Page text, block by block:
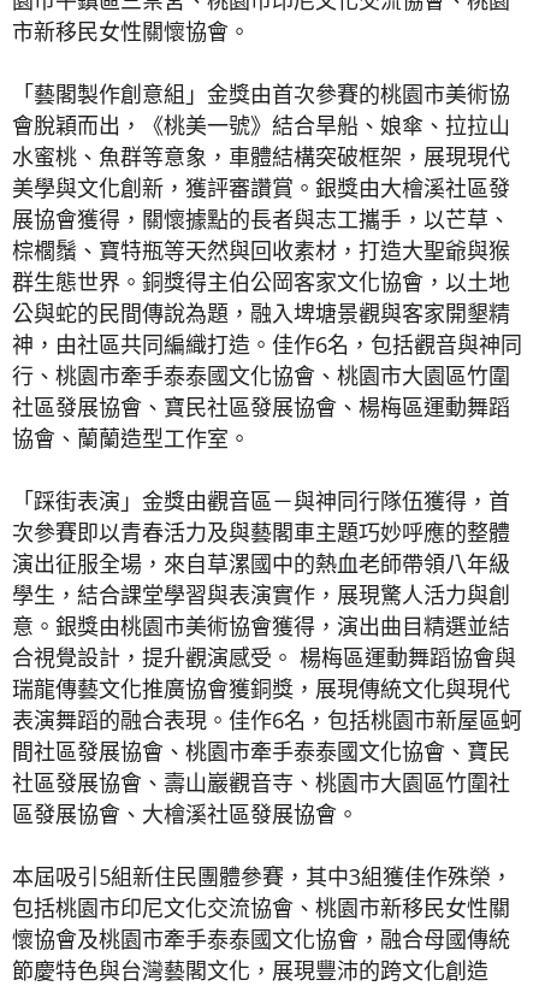
市新移民女性關懷協會。
「藝閣製作創意組」金獎由首次參賽的桃園市美術協
會脫穎而出，《桃美一號》結合旱船、娘傘、拉拉山
水蜜桃、魚群等意象，車體結構突破框架，展現現代
美學與文化創新，獲評審讚賞。銀獎由大檜溪社區發
展協會獲得，關懷據點的長者與志工攜手，以芒草、
棕櫚鬚、寶特瓶等天然與回收素材，打造大聖爺與猴
群生態世界。銅獎得主伯公岡客家文化協會，以土地
公與蛇的民間傳說為題，融入埤塘景觀與客家開墾精
神，由社區共同編織打造。佳作6名，包括觀音與神同
行、桃園市牽手泰泰國文化協會、桃園市大園區竹圍
社區發展協會、寶民社區發展協會、楊梅區運動舞蹈
協會、蘭蘭造型工作室。
「踩街表演」金獎由觀音區－與神同行隊伍獲得，首
次參賽即以青春活力及與藝閣車主題巧妙呼應的整體
演出征服全場，來自草漯國中的熱血老師帶領八年級
學生，結合課堂學習與表演實作，展現驚人活力與創
意。銀獎由桃園市美術協會獲得，演出曲目精選並結
合視覺設計，提升觀演感受。 楊梅區運動舞蹈協會與
瑞龍傳藝文化推廣協會獲銅獎，展現傳統文化與現代
表演舞蹈的融合表現。佳作6名，包括桃園市新屋區蚵
間社區發展協會、桃園市牽手泰泰國文化協會、寶民
社區發展協會、壽山巖觀音寺、桃園市大園區竹圍社
區發展協會、大檜溪社區發展協會。
本屆吸引5組新住民團體參賽，其中3組獲佳作殊榮，
包括桃園市印尼文化交流協會、桃園市新移民女性關
懷協會及桃園市牽手泰泰國文化協會，融合母國傳統
節慶特色與台灣藝閣文化，展現豐沛的跨文化創造